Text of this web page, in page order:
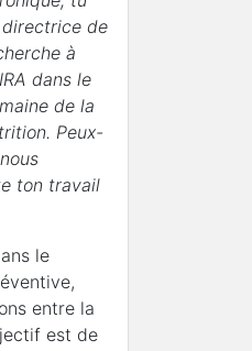
de
à
dans le
de la
Peux-
ton travail
le
entre la
est de